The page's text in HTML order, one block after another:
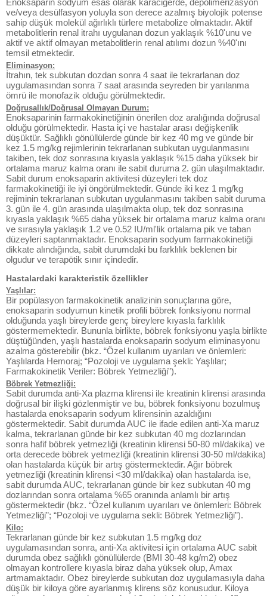
Enoksaparin sodyum esas olarak karaciğerde, depolimerizasyon
ve/veya desülfasyon yoluyla son derece azalmış biyolojik potense
sahip düşük molekül ağırlıklı türlere metabolize olmaktadır. Aktif
metabolitlerin renal itrahı uygulanan dozun yaklaşık %10'unu ve
aktif ve aktif olmayan metabolitlerin renal atılımı dozun %40'ını
temsil etmektedir.
Eliminasyon:
İtrahın, tek subkutan dozdan sonra 4 saat ile tekrarlanan doz
uygulamasından sonra 7 saat arasında seyreden bir yarılanma
ömrü ile monofazik olduğu görülmektedir.
Doğrusallık/Doğrusal Olmayan Durum:
Enoksaparinin farmakokinetiğinin önerilen doz aralığında doğrusal
olduğu görülmektedir. Hasta içi ve hastalar arası değişkenlik
düşüktür. Sağlıklı gönüllülerde günde bir kez 40 mg ve günde bir
kez 1.5 mg/kg rejimlerinin tekrarlanan subkutan uygulanmasını
takiben, tek doz sonrasına kıyasla yaklaşık %15 daha yüksek bir
ortalama maruz kalma oranı ile sabit duruma 2. gün ulaşılmaktadır.
Sabit durum enoksaparin aktivitesi düzeyleri tek doz
farmakokinetiği ile iyi öngörülmektedir. Günde iki kez 1 mg/kg
rejiminin tekrarlanan subkutan uygulanmasını takiben sabit duruma
3. gün ile 4. gün arasında ulaşılmakta olup, tek doz sonrasına
kıyasla yaklaşık %65 daha yüksek bir ortalama maruz kalma oranı
ve sırasıyla yaklaşık 1.2 ve 0.52 IU/ml'lik ortalama pik ve taban
düzeyleri saptanmaktadır. Enoksaparin sodyum farmakokinetiği
dikkate alındığında, sabit durumdaki bu farklılık beklenen bir
olgudur ve terapötik sınır içindedir.
Hastalardaki karakteristik özellikler
Yaşlılar:
Bir popülasyon farmakokinetik analizinin sonuçlarına göre,
enoksaparin sodyumun kinetik profili böbrek fonksiyonu normal
olduğunda yaşlı bireylerde genç bireylere kıyasla farklılık
göstermemektedir. Bununla birlikte, böbrek fonksiyonu yaşla birlikte
düştüğünden, yaşlı hastalarda enoksaparin sodyum eliminasyonu
azalma gösterebilir (bkz. “Özel kullanım uyarıları ve önlemleri:
Yaşlılarda Hemoraj; “Pozoloji ve uygulama şekli: Yaşlılar;
Farmakokinetik Veriler: Böbrek Yetmezliği”).
Böbrek Yetmezliği:
Sabit durumda anti-Xa plazma klirensi ile kreatinin klirensi arasında
doğrusal bir ilişki gözlenmiştir ve bu, böbrek fonksiyonu bozulmuş
hastalarda enoksaparin sodyum klirensinin azaldığını
göstermektedir. Sabit durumda AUC ile ifade edilen anti-Xa maruz
kalma, tekrarlanan günde bir kez subkutan 40 mg dozlarından
sonra hafif böbrek yetmezliği (kreatinin klirensi 50-80 ml/dakika) ve
orta derecede böbrek yetmezliği (kreatinin klirensi 30-50 ml/dakika)
olan hastalarda küçük bir artış göstermektedir. Ağır böbrek
yetmezliği (kreatinin klirensi <30 ml/dakika) olan hastalarda ise,
sabit durumda AUC, tekrarlanan günde bir kez subkutan 40 mg
dozlarından sonra ortalama %65 oranında anlamlı bir artış
göstermektedir (bkz. “Özel kullanım uyarıları ve önlemleri: Böbrek
Yetmezliği”; “Pozoloji ve uygulama sekli: Böbrek Yetmezliği”).
Kilo:
Tekrarlanan günde bir kez subkutan 1.5 mg/kg doz
uygulamasından sonra, anti-Xa aktivitesi için ortalama AUC sabit
durumda obez sağlıklı gönüllülerde (BMI 30-48 kg/m2) obez
olmayan kontrollere kıyasla biraz daha yüksek olup, Amax
artmamaktadır. Obez bireylerde subkutan doz uygulamasıyla daha
düşük bir kiloya göre ayarlanmış klirens söz konusudur. Kiloya